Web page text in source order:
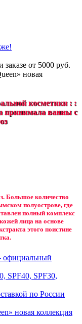
заказе от 5000 руб.
косметики : :
принимала ванны с
Большое количество
полуострове, где
полный комплекс
лица на основе
этого поистине
официальный
SPF40, SPF30,
по России
новая коллекция